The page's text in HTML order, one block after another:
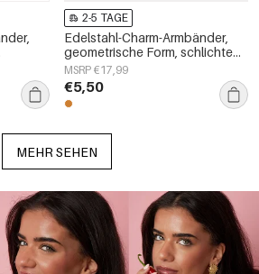
2-5 TAGE
Edelstahl-Charm-Armbänder,
geometrische Form, schlichte
Alltagsserie, Damenschmuck
MSRP €17,99
€5,50
MEHR SEHEN